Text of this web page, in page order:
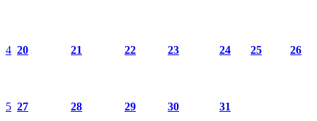
4 20 21 22 23 24 25 26
5 27 28 29 30
31